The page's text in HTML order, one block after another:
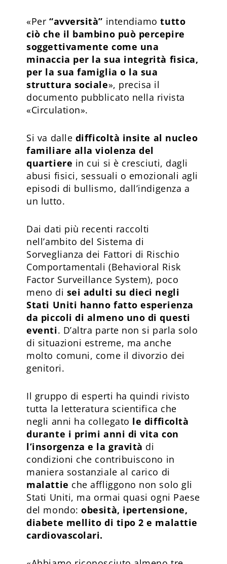
«Per“avversità” intendiamo tutto
ciò che il bambino può percepire
soggettivamente come una
minaccia per la sua integrità fisica,
per la sua famiglia o la sua
struttura sociale», precisa il
documento pubblicato nella rivista
«Circulation».
Si va dalle difficoltà insite al nucleo
familiare alla violenza del
quartiere in cui si è cresciuti, dagli
abusi fisici, sessuali o emozionali agli
episodi di bullismo, dall’indigenza a
un lutto.
Dai dati più recenti raccolti
nell’ambito del Sistema di
Sorveglianza dei Fattori di Rischio
Comportamentali (Behavioral Risk
Factor Surveillance System), poco
meno di sei adulti su dieci negli
Stati Uniti hanno fatto esperienza
da piccoli di almeno uno di questi
eventi. D’altra parte non si parla solo
di situazioni estreme, ma anche
molto comuni, come il divorzio dei
genitori.
Il gruppo di esperti ha quindi rivisto
tutta la letteratura scientifica che
negli anni ha collegato le difficoltà
durante i primi anni di vita con
l’insorgenza e la gravità di
condizioni che contribuiscono in
maniera sostanziale al carico di
malattie che affliggono non solo gli
Stati Uniti, ma ormai quasi ogni Paese
del mondo:obesità, ipertensione,
diabete mellito di tipo 2 e malattie
cardiovascolari.